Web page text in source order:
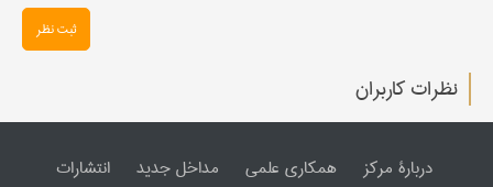
ثبت نظر
نظرات کاربران
دربارۀ مرکز همکاری علمی مداخل جدید انتشارات